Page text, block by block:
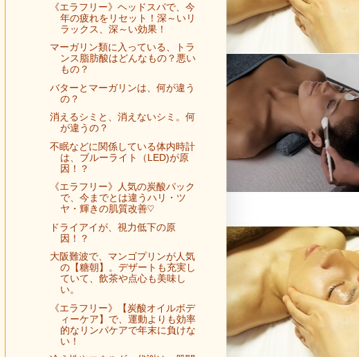
《エラフリー》ヘッドスパで、今
年の疲れをリセット！深～いリ
ラックス、深～い効果！
マーガリン類に入っている、トラ
ンス脂肪酸はどんなもの？悪い
もの？
バターとマーガリンは、何が違う
の？
消えるシミと、消えないシミ。何
が違うの？
不眠などに関係している体内時計
は、ブルーライト（LED)が原
因！？
《エラフリー》人気の炭酸パック
で、今までとは違うハリ・ツ
ヤ・輝きの肌質改善♡
ドライアイが、視力低下の原
因！？
大阪難波で、マンゴプリンが人気
の【糖朝】。デザートも充実し
ていて、飲茶や点心も美味し
い。
《エラフリー》【炭酸オイルボデ
ィーケア】で、運動よりも効率
的なリンパケアで年末に負けな
い！